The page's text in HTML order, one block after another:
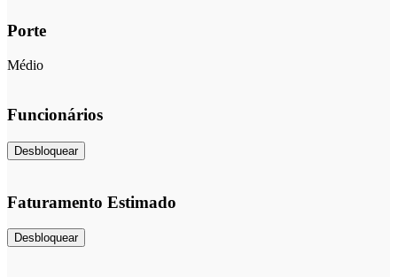
Porte
Médio
Funcionários
Desbloquear
Faturamento Estimado
Desbloquear